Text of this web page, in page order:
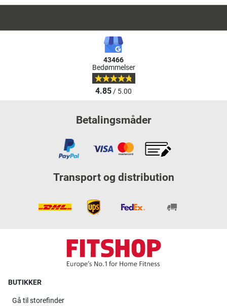
43466
Bedømmelser
4.85/ 5.00
Betalingsmåder
Transport og distribution
BUTIKKER
Gå til storefinder